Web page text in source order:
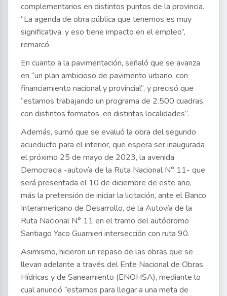
complementarios en distintos puntos de la provincia.
“La agenda de obra pública que tenemos es muy
significativa, y eso tiene impacto en el empleo”,
remarcó.
En cuanto a la pavimentación, señaló que se avanza
en “un plan ambicioso de pavimento urbano, con
financiamiento nacional y provincial”, y precisó que
“estamos trabajando un programa de 2.500 cuadras,
con distintos formatos, en distintas localidades”.
Además, sumó que se evaluó la obra del segundo
acueducto para el interior, que espera ser inaugurada
el próximo 25 de mayo de 2023, la avenida
Democracia -autovía de la Ruta Nacional N° 11- que
será presentada el 10 de diciembre de este año,
más la pretensión de iniciar la licitación, ante el Banco
Interamericano de Desarrollo, de la Autovía de la
Ruta Nacional N° 11 en el tramo del autódromo
Santiago Yaco Guarnieri intersección con ruta 90.
Asimismo, hicieron un repaso de las obras que se
llevan adelante a través del Ente Nacional de Obras
Hídricas y de Saneamiento (ENOHSA), mediante lo
cual anunció “estamos para llegar a una meta de